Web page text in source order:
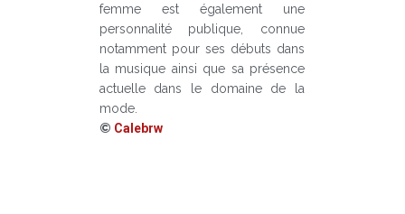
femme est également une
personnalité publique, connue
notamment pour ses débuts dans
la musique ainsi que sa présence
actuelle dans le domaine de la
mode.
© Calebrw